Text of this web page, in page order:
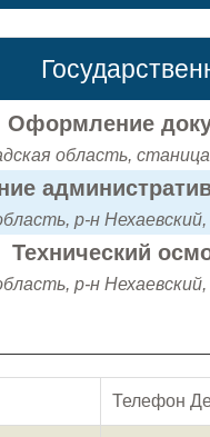
Оформление
область,
р-н
Технический
р-н
Телефон